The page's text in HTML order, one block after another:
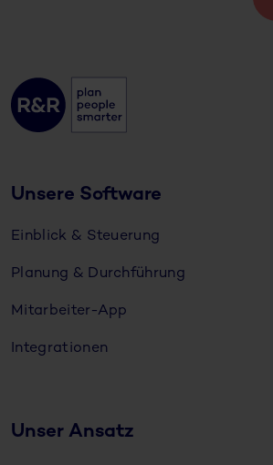
Unsere Software
Einblick & Steuerung
Planung & Durchführung
Mitarbeiter-App
Integrationen
Unser Ansatz